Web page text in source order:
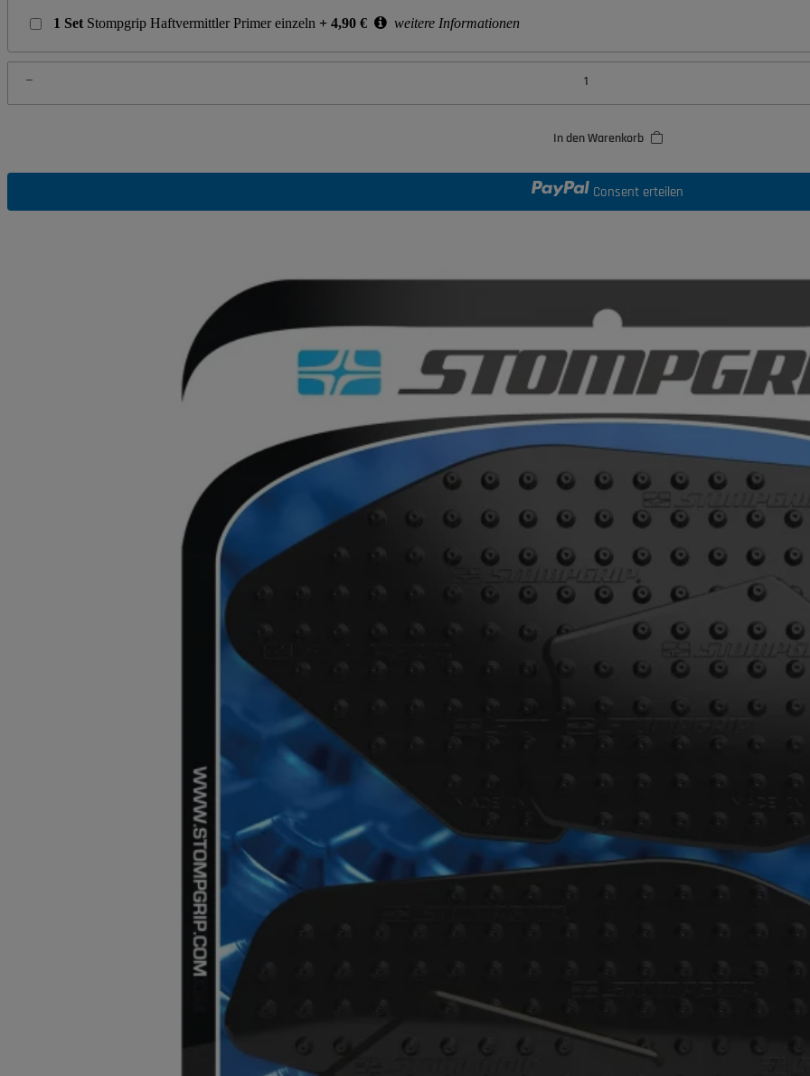
1 Set Stompgrip Haftvermittler Primer einzeln + 4,90 € weitere Informationen
In den Warenkorb
Consent erteilen